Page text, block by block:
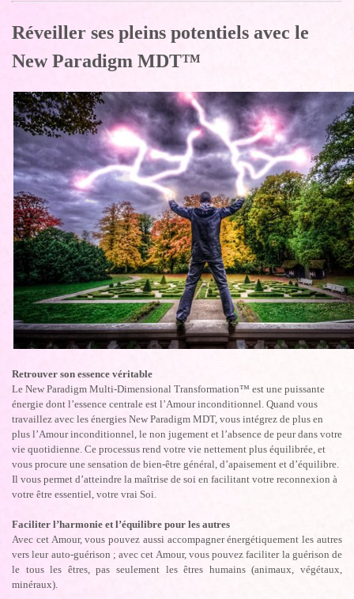
Réveiller ses pleins potentiels avec le
New Paradigm MDT™
Retrouver son essence véritable
Le New Paradigm Multi-Dimensional Transformation™ est une puissante
énergie dont l’essence centrale est l’Amour inconditionnel. Quand vous
travaillez avec les énergies New Paradigm MDT, vous intégrez de plus en
plus l’Amour inconditionnel, le non jugement et l’absence de peur dans votre
vie quotidienne. Ce processus rend votre vie nettement plus équilibrée, et
vous procure une sensation de bien-être général, d’apaisement et d’équilibre.
Il vous permet d’atteindre la maîtrise de soi en facilitant votre reconnexion à
votre être essentiel, votre vrai Soi.
Faciliter l’harmonie et l’équilibre pour les autres
Avec cet Amour, vous pouvez aussi accompagner énergétiquement les autres
vers leur auto-guérison ; avec cet Amour, vous pouvez faciliter la guérison de
le tous les êtres, pas seulement les êtres humains (animaux, végétaux,
minéraux).